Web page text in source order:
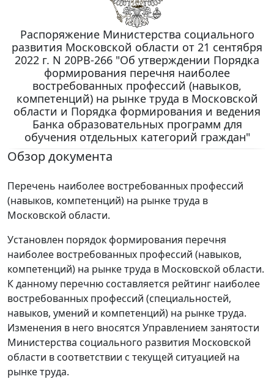
Распоряжение Министерства социального
развития Московской области от 21 сентября
2022 г. N 20РВ-266 "Об утверждении Порядка
формирования перечня наиболее
востребованных профессий (навыков,
компетенций) на рынке труда в Московской
области и Порядка формирования и ведения
Банка образовательных программ для
обучения отдельных категорий граждан"
Обзор документа
Перечень наиболее востребованных профессий
(навыков, компетенций) на рынке труда в
Московской области.
Установлен порядок формирования перечня
наиболее востребованных профессий (навыков,
компетенций) на рынке труда в Московской области.
К данному перечню составляется рейтинг наиболее
востребованных профессий (специальностей,
навыков, умений и компетенций) на рынке труда.
Изменения в него вносятся Управлением занятости
Министерства социального развития Московской
области в соответствии с текущей ситуацией на
рынке труда.